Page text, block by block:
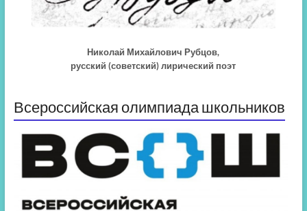
Николай Михайлович Рубцов,
русский (советский) лирический поэт
Всероссийская олимпиада школьников